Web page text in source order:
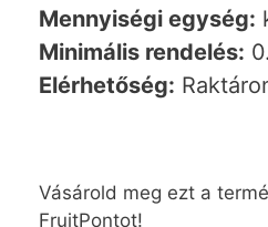
Mennyiségi egység:
Minimális rendelés:
Elérhetőség:
Vásárold meg ezt a
FruitPontot!